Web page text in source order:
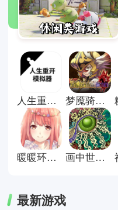
人生重开模拟器游戏手机版 梦魇骑士团汉化版
暖暖环游世界安卓版 画中世界手机版
最新游戏